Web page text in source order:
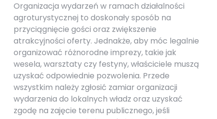
Organizacja wydarzeń w ramach działalności
agroturystycznej to doskonały sposób na
przyciągnięcie gości oraz zwiększenie
atrakcyjności oferty. Jednakże, aby móc legalnie
organizować różnorodne imprezy, takie jak
wesela, warsztaty czy festyny, właściciele muszą
uzyskać odpowiednie pozwolenia. Przede
wszystkim należy zgłosić zamiar organizacji
wydarzenia do lokalnych władz oraz uzyskać
zgodę na zajęcie terenu publicznego, jeśli